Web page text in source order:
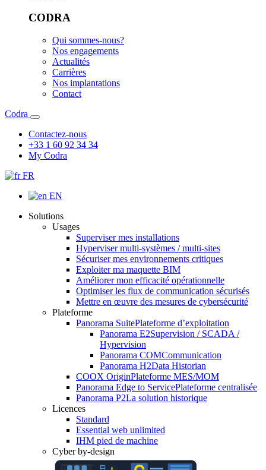
CODRA
Qui sommes-nous?
Nos engagements
Actualités
Carrières
Nos implantations
Contact
Codra
Contactez-nous
+33 1 60 92 34 34
My Codra
FR
EN
Solutions
Usages
Superviser mes installations
Hyperviser multi-systèmes / multi-sites
Sécuriser mes environnements critiques
Exploiter ma maquette BIM
Améliorer mon efficacité opérationnelle
Optimiser les flux de communication sécurisés
Mettre en œuvre des mesures de cybersécurité
Plateforme
Panorama SuitePlateforme d’exploitation
Panorama E2Supervision / SCADA /
Hypervision
Panorama COMCommunication
Panorama H2Data Historian
COOX OriginPlateforme MES/MOM
Panorama Edge to ServicePlateforme centralisée
Panorama P2La solution historique
Licences
Standard
Essential web unlimited
IHM pied de machine
Cyber by-design